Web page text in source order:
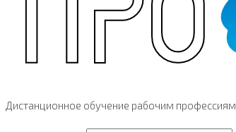
Дистанционное обучение рабочим профессиям